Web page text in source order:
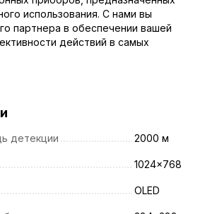
использования. С нами вы
партнера в обеспечении вашей
действий в самых
детекции 2000 м
1024x768
OLED